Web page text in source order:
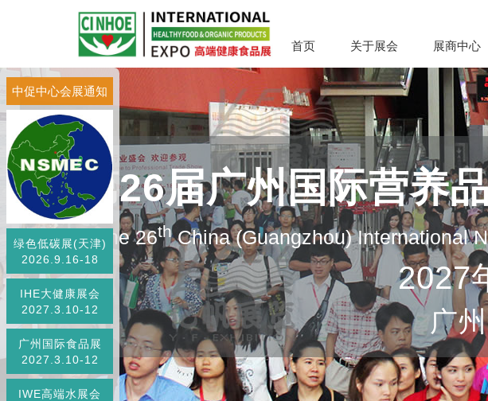
首页 关于展会 展商中心
第26届广州国际营养
The 26thChina (Guangzhou) International
2027
广
中促中心会展通知
绿色低碳展(天津)
2026.9.16-18
IHE大健康展会
2027.3.10-12
广州国际食品展
2027.3.10-12
IWE高端水展会